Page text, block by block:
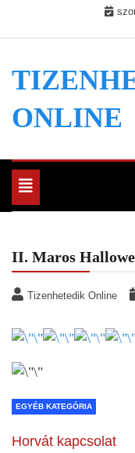
ONLINE
Toggle
navigation
II. Maros
Tizenhetedik Online
EGYÉB KATEGÓRIA
Horvát kapcsolat